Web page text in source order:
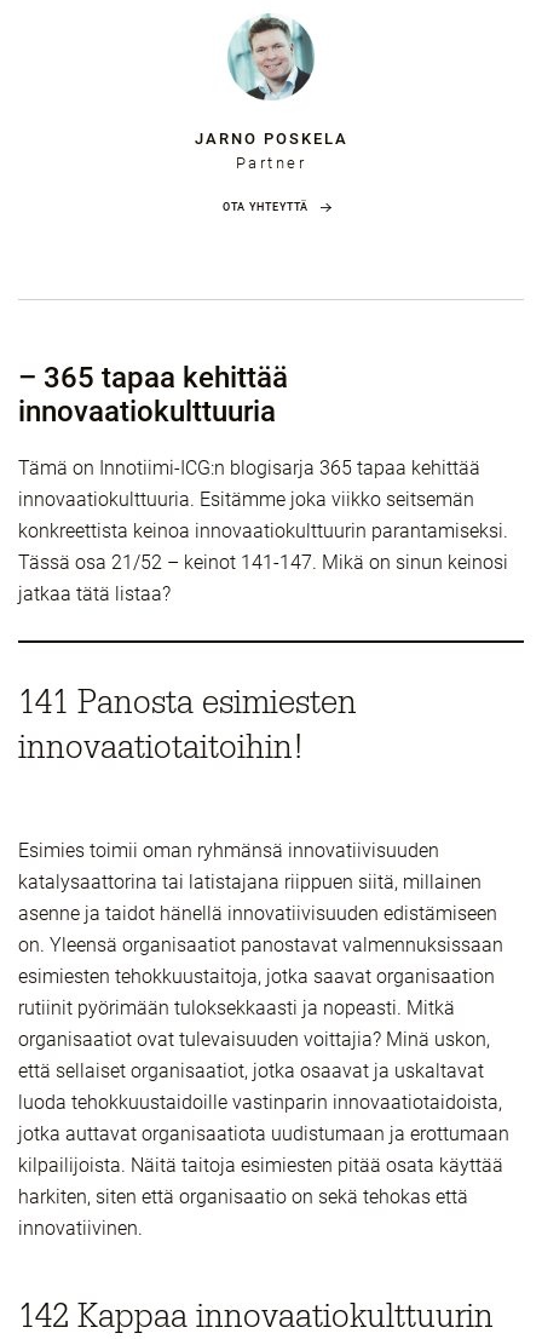
JARNO POSKELA
Partner
OTA YHTEYTTÄ
– 365 tapaa kehittää
innovaatiokulttuuria
Tämä on Innotiimi-ICG:n blogisarja 365 tapaa kehittää
innovaatiokulttuuria. Esitämme joka viikko seitsemän
konkreettista keinoa innovaatiokulttuurin parantamiseksi.
Tässä osa 21/52 – keinot 141-147. Mikä on sinun keinosi
jatkaa tätä listaa?
141 Panosta esimiesten
innovaatiotaitoihin!
Esimies toimii oman ryhmänsä innovatiivisuuden
katalysaattorina tai latistajana riippuen siitä, millainen
asenne ja taidot hänellä innovatiivisuuden edistämiseen
on. Yleensä organisaatiot panostavat valmennuksissaan
esimiesten tehokkuustaitoja, jotka saavat organisaation
rutiinit pyörimään tuloksekkaasti ja nopeasti. Mitkä
organisaatiot ovat tulevaisuuden voittajia? Minä uskon,
että sellaiset organisaatiot, jotka osaavat ja uskaltavat
luoda tehokkuustaidoille vastinparin innovaatiotaidoista,
jotka auttavat organisaatiota uudistumaan ja erottumaan
kilpailijoista. Näitä taitoja esimiesten pitää osata käyttää
harkiten, siten että organisaatio on sekä tehokas että
innovatiivinen.
142 Kappaa innovaatiokulttuurin